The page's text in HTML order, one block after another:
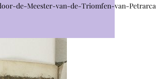
de-Meester-van-de-Triomfen-van-Petrarca